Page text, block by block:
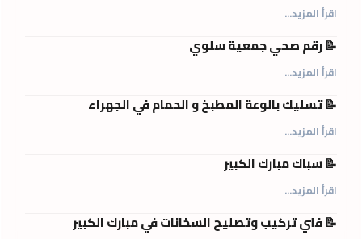
اقرأ المزيد...
📝 رقم صحي جمعية سلوي
اقرأ المزيد...
📝 تسليك بالوعة المطبخ و الحمام في الجهراء
اقرأ المزيد...
📝 سباك مبارك الكبير
اقرأ المزيد...
📝 فني تركيب وتصليح السخانات في مبارك الكبير